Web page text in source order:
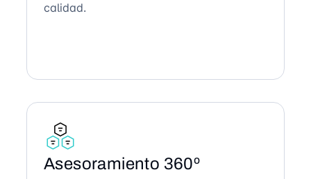
calidad.
Asesoramiento 360º